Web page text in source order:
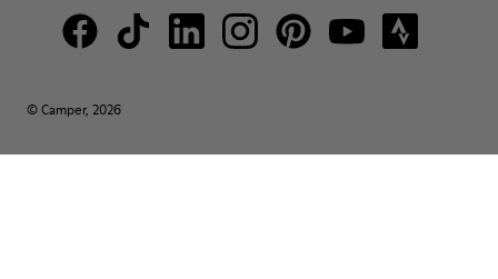
© Camper, 2026